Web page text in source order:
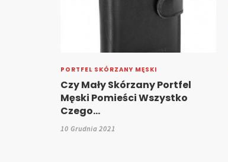
MĘSKIE SKÓRZANE TORBY
Męska Torba Do Pracy – Jak
Wybrać?
17 Lutego 2018